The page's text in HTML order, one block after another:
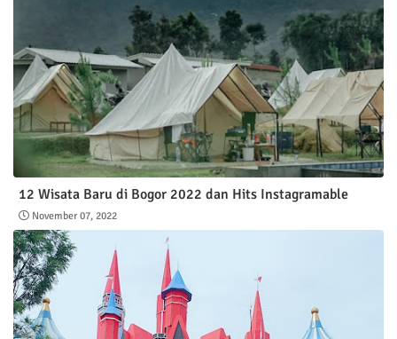
12 Wisata Baru di Bogor 2022 dan Hits Instagramable
November 07, 2022